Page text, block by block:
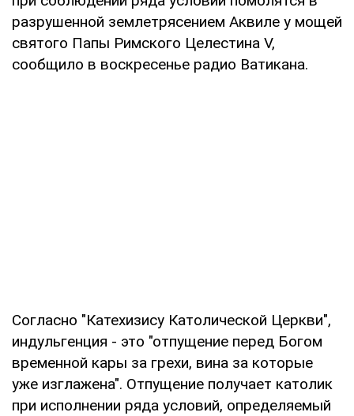
разрушенной землетрясением Аквиле у мощей
святого Папы Римского Целестина V,
сообщило в воскресенье радио Ватикана.
Согласно "Катехизису Католической Церкви",
индульгенция - это "отпущение перед Богом
временной кары за грехи, вина за которые
уже изглажена". Отпущение получает католик
при исполнении ряда условий, определяемый